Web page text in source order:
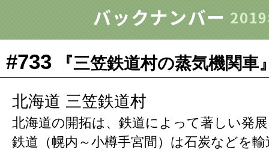
#733 『三笠鉄道村の蒸気機関車
北海道 三笠鉄道村
北海道の開拓は、鉄道によって著しい発
鉄道（幌内～小樽手宮間）は石炭などを